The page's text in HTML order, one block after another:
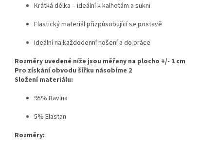
Krátká délka – ideální k kalhotám a sukni
Elastický materiál přizpůsobující se postavě
Ideální na každodenní nošení a do práce
Rozměry uvedené níže jsou měřeny na plocho +/- 1 cm
Pro získání obvodu šířku násobíme 2
Složení materiálu:
95% Bavlna
5% Elastan
Rozměry: